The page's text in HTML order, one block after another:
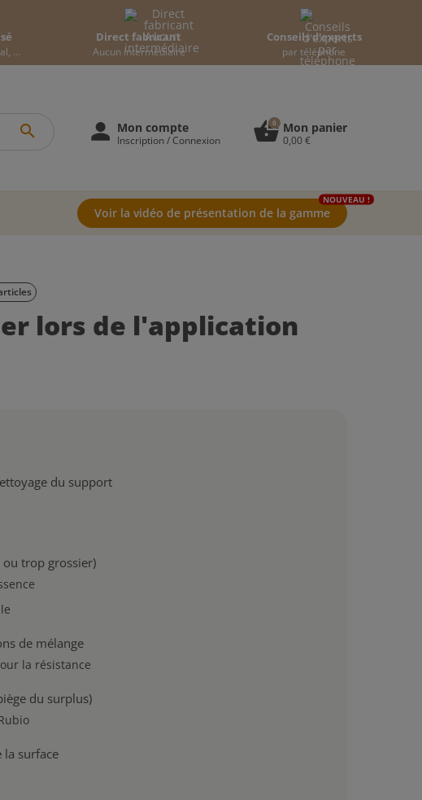
...
Direct fabricant
Aucun intermédiaire
Conseils d'experts
par téléphone
search person Mon compte
Inscription / Connexion shopping_basket
0 Mon panier
0,00 €
Voir la vidéo de présentation de la gamme
NOUVEAU !
lors de l'application
du support
ou trop grossier)
de mélange
la résistance
du surplus)
la surface